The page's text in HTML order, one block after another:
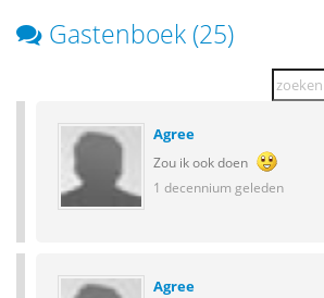
Gastenboek (25)
Agree
Zou ik ook doen
1 decennium geleden
Agree